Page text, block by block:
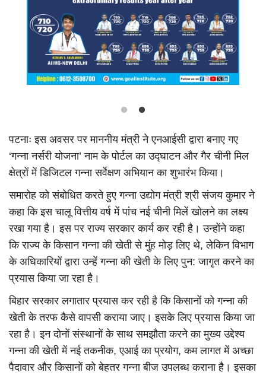
पटनाः इस अवसर पर माननीय मंत्री ने एनआईसी द्वारा बनाए गए
‘गन्ना नर्सरी योजना’ नाम के पोर्टल का उद्घाटन और गैर चीनी मिल
क्षेत्रों में डिजिटल गन्ना सर्वेक्षण अभियान का शुभारंभ किया।
समारोह को संबोधित करते हुए गन्ना उद्योग मंत्री श्री संजय कुमार ने
कहा कि इस चालू वित्तीय वर्ष में पांच नई चीनी मिलें खोलने का लक्ष्य
रखा गया है। इस पर राज्य सरकार कार्य कर रही है। उन्होंने कहा
कि राज्य के किसान गन्ना की खेती से मुंह मोड़ लिए थे, लेकिन विभाग
के अधिकारियों द्वारा उन्हें गन्ना की खेती के लिए पुन: जागृत करने का
प्रयास किया जा रहा है।
बिहार सरकार लगातार प्रयास कर रही है कि किसानों को गन्ना की
खेती के तरफ कैसे वापसी कराया जाए। इसके लिए प्रयास किया जा
रहा है। इन दोनों संस्थानों के साथ समझौता करने का मुख्य उद्देश्य
गन्ना की खेती में नई तकनीक, एआई का प्रयोग, कम लागत में अच्छा
पैदावार और किसानों को बेहतर गन्ना बीज उपलब्ध कराना है। इसका